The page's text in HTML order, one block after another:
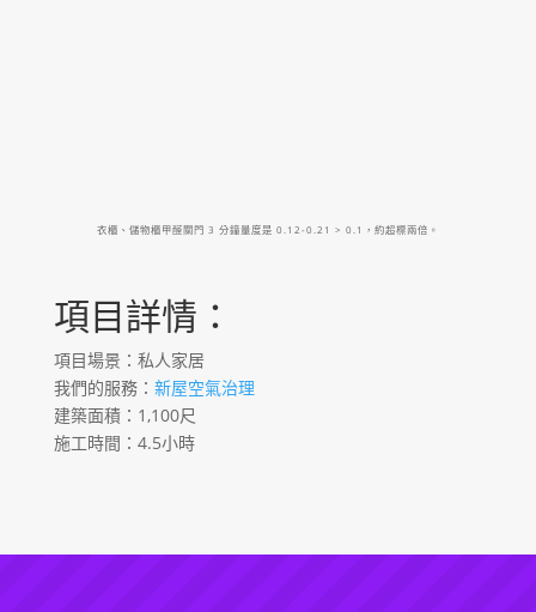
衣櫃、儲物櫃甲醛關門 3 分鐘量度是 0.12-0.21 > 0.1，約超標兩倍。
項目詳情：
項目場景：私人家居
我們的服務： 新屋空氣治理
建築面積：1,100尺
施工時間：4.5小時